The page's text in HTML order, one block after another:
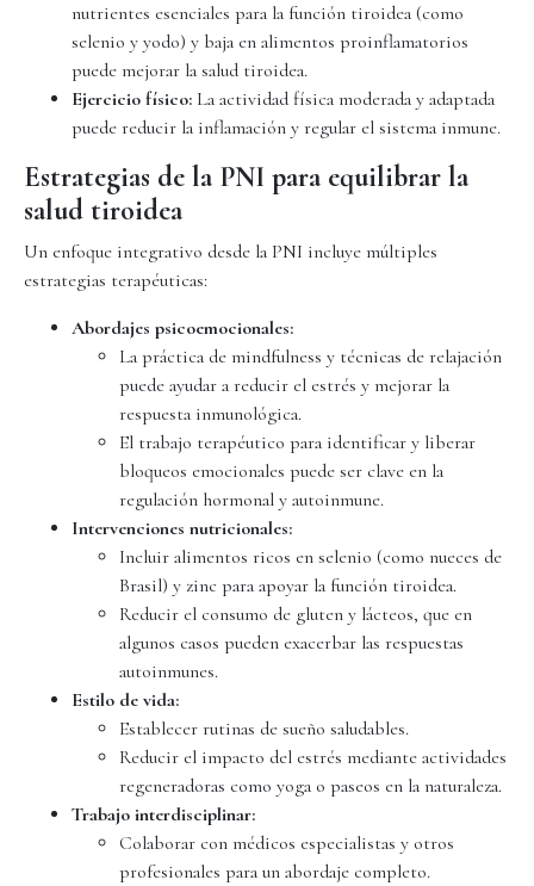
nutrientes esenciales para la función tiroidea (como
selenio y yodo) y baja en alimentos proinflamatorios
puede mejorar la salud tiroidea.
Ejercicio físico: La actividad física moderada y adaptada
puede reducir la inflamación y regular el sistema inmune.
Estrategias de la PNI para equilibrar la
salud tiroidea
Un enfoque integrativo desde la PNI incluye múltiples
estrategias terapéuticas:
Abordajes psicoemocionales:
La práctica de mindfulness y técnicas de relajación
puede ayudar a reducir el estrés y mejorar la
respuesta inmunológica.
El trabajo terapéutico para identificar y liberar
bloqueos emocionales puede ser clave en la
regulación hormonal y autoinmune.
Intervenciones nutricionales:
Incluir alimentos ricos en selenio (como nueces de
Brasil) y zinc para apoyar la función tiroidea.
Reducir el consumo de gluten y lácteos, que en
algunos casos pueden exacerbar las respuestas
autoinmunes.
Estilo de vida:
Establecer rutinas de sueño saludables.
Reducir el impacto del estrés mediante actividades
regeneradoras como yoga o paseos en la naturaleza.
Trabajo interdisciplinar:
Colaborar con médicos especialistas y otros
profesionales para un abordaje completo.